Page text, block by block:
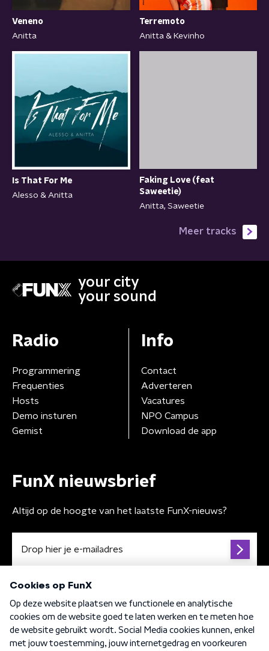
Veneno
Anitta
Terremoto
Anitta & Kevinho
Is That For Me
Alesso & Anitta
Faking Love (feat
Saweetie)
Anitta, Saweetie
Meer tracks
your city
your sound
Radio
Programmering
Frequenties
Hosts
Demo insturen
Gemist
Info
Contact
Adverteren
Vacatures
NPO Campus
Download de app
FunX nieuwsbrief
Altijd op de hoogte van het laatste FunX-nieuws?
Algemene voorwaarden Privacybeleid